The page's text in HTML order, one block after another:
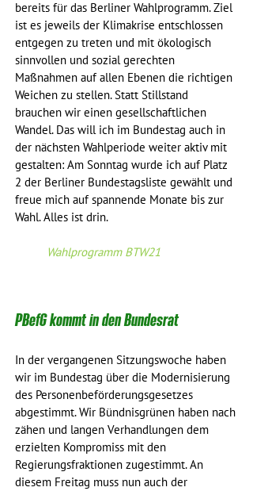
bereits für das Berliner Wahlprogramm. Ziel
ist es jeweils der Klimakrise entschlossen
entgegen zu treten und mit ökologisch
sinnvollen und sozial gerechten
Maßnahmen auf allen Ebenen die richtigen
Weichen zu stellen. Statt Stillstand
brauchen wir einen gesellschaftlichen
Wandel. Das will ich im Bundestag auch in
der nächsten Wahlperiode weiter aktiv mit
gestalten: Am Sonntag wurde ich auf Platz
2 der Berliner Bundestagsliste gewählt und
freue mich auf spannende Monate bis zur
Wahl. Alles ist drin.
Wahlprogramm BTW21
PBefG kommt in den Bundesrat
In der vergangenen Sitzungswoche haben
wir im Bundestag über die Modernisierung
des Personenbeförderungsgesetzes
abgestimmt. Wir Bündnisgrünen haben nach
zähen und langen Verhandlungen dem
erzielten Kompromiss mit den
Regierungsfraktionen zugestimmt. An
diesem Freitag muss nun auch der